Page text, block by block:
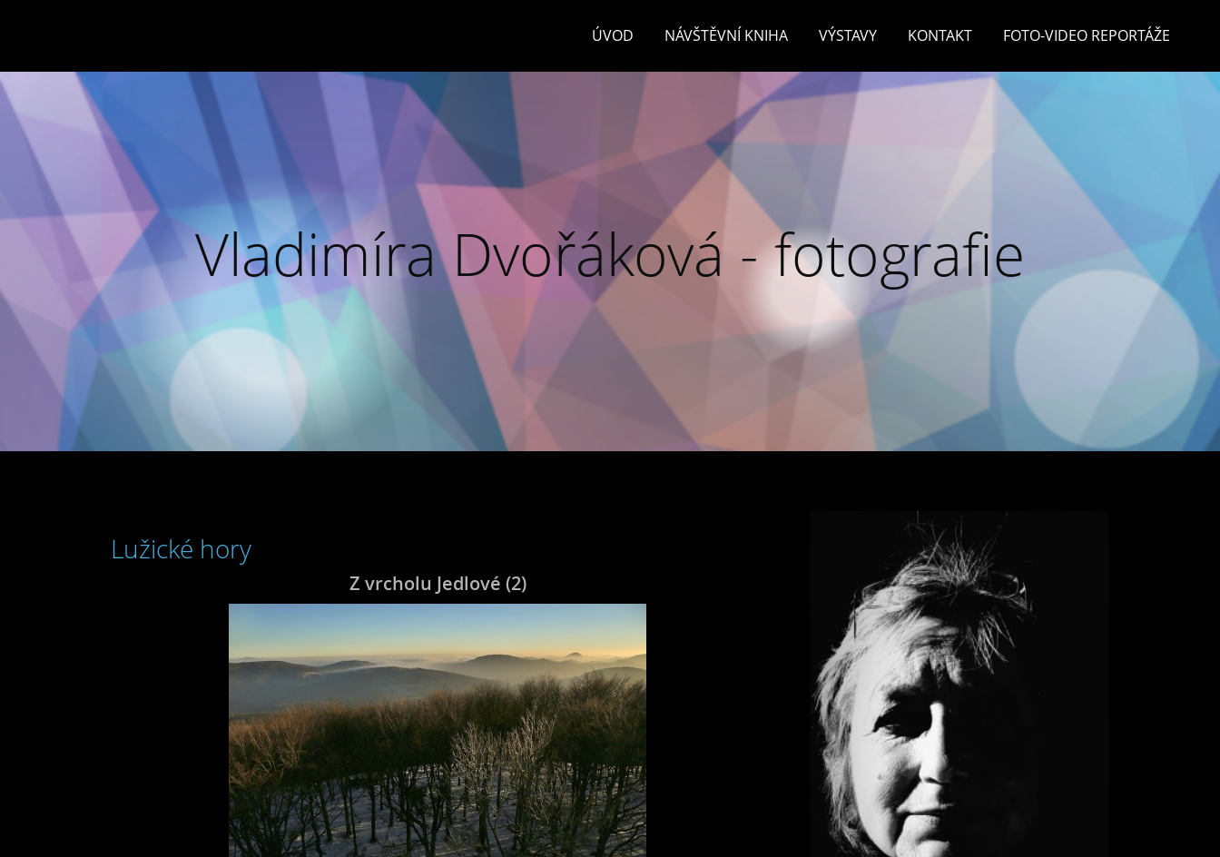
ÚVOD NÁVŠTĚVNÍ KNIHA VÝSTAVY KONTAKT FOTO-VIDEO REPORTÁŽE
Vladimíra Dvořáková - fotografie
Lužické hory
Z vrcholu Jedlové (2)